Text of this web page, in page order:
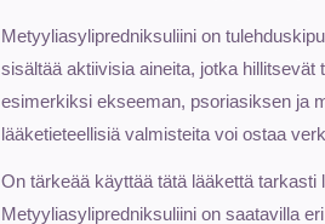
Metyyliasylipredniksuliini on
sisältää aktiivisia aineita, jotka
esimerkiksi ekseeman, psoriasiksen ja
lääketieteellisiä valmisteita voi ostaa
On tärkeää käyttää tätä lääkettä
Metyyliasylipredniksuliini on saatavilla